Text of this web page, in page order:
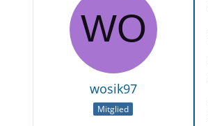
wosik97
Mitglied